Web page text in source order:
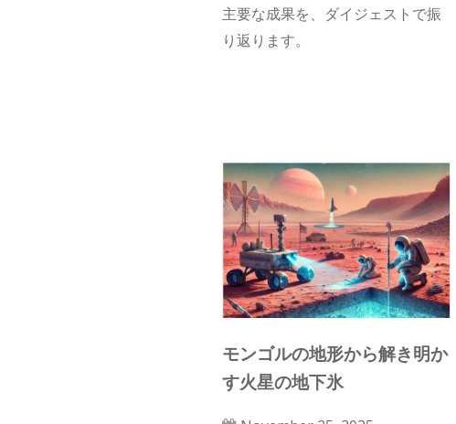
主要な成果を、ダイジェストで振
モンゴルの地形から解き明か
す火星の地下氷